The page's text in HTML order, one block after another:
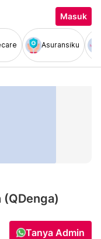
Masuk
Asuransiku
(QDenga)
Tanya Admin